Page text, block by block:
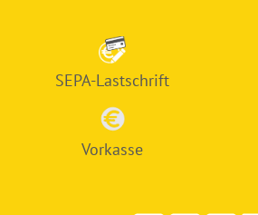
SEPA-Lastschrift
Vorkasse